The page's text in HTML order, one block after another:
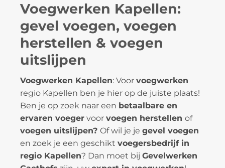
Voegwerken Kapellen:
gevel voegen, voegen
herstellen & voegen
uitslijpen
Voegwerken Kapellen: Voor voegwerken
regio Kapellen ben je hier op de juiste plaats!
Ben je op zoek naar een betaalbare en
ervaren voeger voor voegen herstellen of
voegen uitslijpen? Of wil je je gevel voegen
en zoek je een geschikt voegersbedrijf in
regio Kapellen? Dan moet bij Gevelwerken